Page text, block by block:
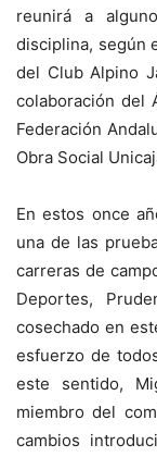
reunirá a
disciplina, según
del Club Alpino
colaboración del
Federación
Obra Social
En estos once
una de las
carreras de
Deportes,
cosechado en
esfuerzo de
este sentido,
miembro del
cambios